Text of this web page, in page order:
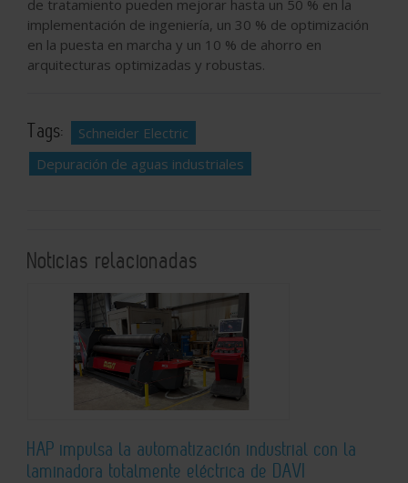
de tratamiento pueden mejorar hasta un 50 % en la
implementación de ingeniería, un 30 % de optimización
en la puesta en marcha y un 10 % de ahorro en
arquitecturas optimizadas y robustas.
Tags:
Schneider Electric
Depuración de aguas industriales
Noticias relacionadas
HAP impulsa la automatización industrial con la
laminadora totalmente eléctrica de DAVI